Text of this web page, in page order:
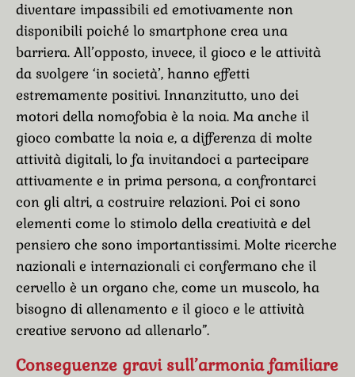
diventare impassibili ed emotivamente non
disponibili poiché lo smartphone crea una
barriera. All’opposto, invece, il gioco e le attività
da svolgere ‘in società’, hanno effetti
estremamente positivi. Innanzitutto, uno dei
motori della nomofobia è la noia. Ma anche il
gioco combatte la noia e, a differenza di molte
attività digitali, lo fa invitandoci a partecipare
attivamente e in prima persona, a confrontarci
con gli altri, a costruire relazioni. Poi ci sono
elementi come lo stimolo della creatività e del
pensiero che sono importantissimi. Molte ricerche
nazionali e internazionali ci confermano che il
cervello è un organo che, come un muscolo, ha
bisogno di allenamento e il gioco e le attività
creative servono ad allenarlo”.
Conseguenze gravi sull’armonia familiare